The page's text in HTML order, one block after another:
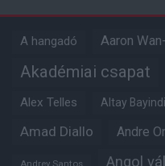
A hangadó Aaron
Akadémiai csapat
Alex Telles Altay
Amad Diallo Andre
Andrey Santos Angol